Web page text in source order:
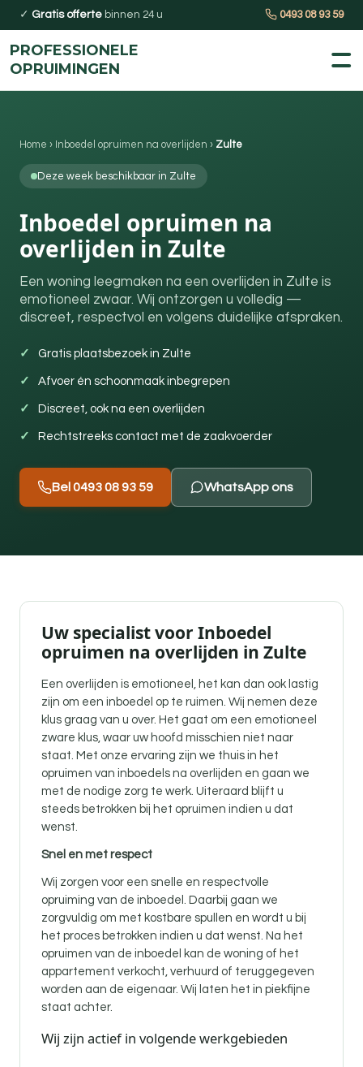
✓ Gratis offerte binnen 24 u 0493 08 93 59
PROFESSIONELE
OPRUIMINGEN
Home › Inboedel opruimen na overlijden › Zulte
Deze week beschikbaar in Zulte
Inboedel opruimen na
overlijden in Zulte
Een woning leegmaken na een overlijden in Zulte is
emotioneel zwaar. Wij ontzorgen u volledig —
discreet, respectvol en volgens duidelijke afspraken.
Gratis plaatsbezoek in Zulte
Afvoer én schoonmaak inbegrepen
Discreet, ook na een overlijden
Rechtstreeks contact met de zaakvoerder
Bel 0493 08 93 59 WhatsApp ons
Uw specialist voor Inboedel
opruimen na overlijden in Zulte
Een overlijden is emotioneel, het kan dan ook lastig
zijn om een inboedel op te ruimen. Wij nemen deze
klus graag van u over. Het gaat om een emotioneel
zware klus, waar uw hoofd misschien niet naar
staat. Met onze ervaring zijn we thuis in het
opruimen van inboedels na overlijden en gaan we
met de nodige zorg te werk. Uiteraard blijft u
steeds betrokken bij het opruimen indien u dat
wenst.
Snel en met respect
Wij zorgen voor een snelle en respectvolle
opruiming van de inboedel. Daarbij gaan we
zorgvuldig om met kostbare spullen en wordt u bij
het proces betrokken indien u dat wenst. Na het
opruimen van de inboedel kan de woning of het
appartement verkocht, verhuurd of teruggegeven
worden aan de eigenaar. Wij laten het in piekfijne
staat achter.
Wij zijn actief in volgende werkgebieden